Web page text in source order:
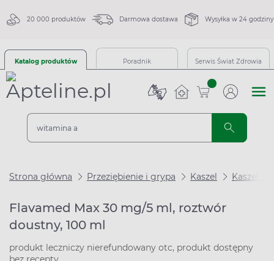
20 000 produktów Darmowa dostawa Wysyłka w 24 godziny
Katalog produktów Poradnik Serwis Świat Zdrowia
sztuk
Strona główna Przeziębienie i grypa Kaszel Kaszel
Flavamed Max 30 mg/5 ml, roztwór
doustny, 100 ml
produkt leczniczy nierefundowany otc, produkt dostępny